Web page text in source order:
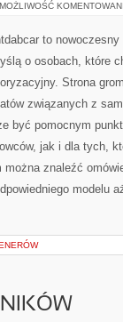
MOŻLIWOŚĆ
to
o osobach, które
Strona
związanych z
być pomocnym
jak i dla tych,
można znaleźć
modelu